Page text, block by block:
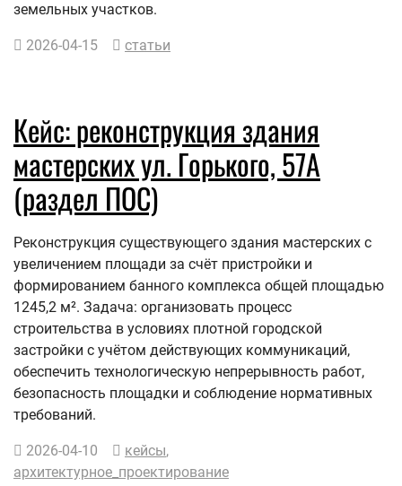
земельных участков.
2026-04-15 статьи
Кейс: реконструкция здания
мастерских ул. Горького, 57А
(раздел ПОС)
Реконструкция существующего здания мастерских с
увеличением площади за счёт пристройки и
формированием банного комплекса общей площадью
1245,2 м². Задача: организовать процесс
строительства в условиях плотной городской
застройки с учётом действующих коммуникаций,
обеспечить технологическую непрерывность работ,
безопасность площадки и соблюдение нормативных
требований.
2026-04-10 кейсы,
архитектурное_проектирование